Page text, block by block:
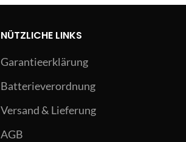
NÜTZLICHE LINKS
Garantieerklärung
Batterieverordnung
Versand & Lieferung
AGB